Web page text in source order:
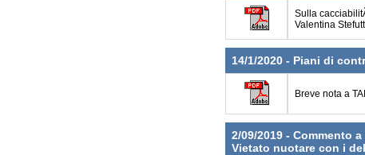
Sulla
Valentina
14/1/2020 - Piani di
Breve nota a
2/09/2019 - Commento
Vietato nuotare con i